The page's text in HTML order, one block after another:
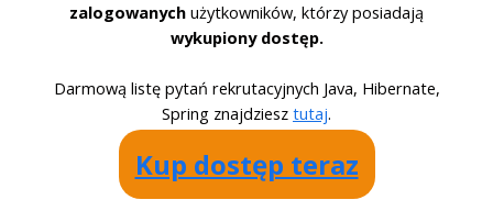
zalogowanych użytkowników, którzy posiadają
wykupiony dostęp.
Darmową listę pytań rekrutacyjnych Java, Hibernate,
Spring znajdziesz tutaj.
Kup dostęp teraz